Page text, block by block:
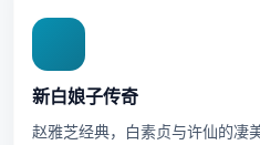
新白娘子传奇
赵雅芝经典，白素贞与许仙的凄